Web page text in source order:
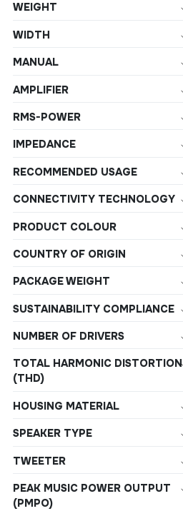
83.4 mm
95 mm
150 mm
16.5 mm
189 mm
120 mm
17 mm
180 mm
181 mm
300 mm
33 mm
39 mm
42 mm
6.8 mm
WEIGHT
WIDTH
MANUAL
AMPLIFIER
RMS-POWER
IMPEDANCE
RECOMMENDED USAGE
CONNECTIVITY TECHNOLOGY
PRODUCT COLOUR
COUNTRY OF ORIGIN
PACKAGE WEIGHT
SUSTAINABILITY COMPLIANCE
NUMBER OF DRIVERS
TOTAL HARMONIC DISTORTION
(THD)
HOUSING MATERIAL
SPEAKER TYPE
TWEETER
PEAK MUSIC POWER OUTPUT
(PMPO)